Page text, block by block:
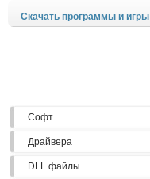
Скачать программы и игры
Софт
Драйвера
DLL файлы